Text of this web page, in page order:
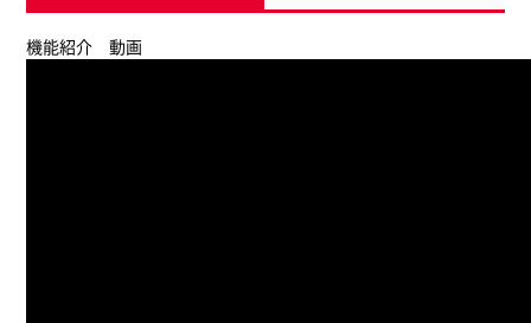
機能紹介 動画